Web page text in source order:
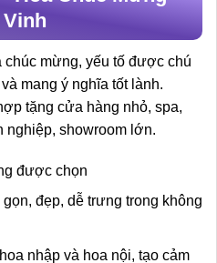
Vinh
mừng, yếu tố được chú
mang ý nghĩa tốt lành.
tặng cửa hàng nhỏ, spa,
nghiệp, showroom lớn.
được chọn
đẹp, dễ trưng trong không
nhập và hoa nội, tạo cảm